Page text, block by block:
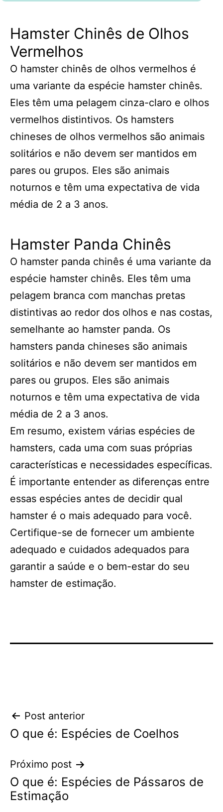
Hamster Chinês de Olhos
Vermelhos
O hamster chinês de olhos vermelhos é
uma variante da espécie hamster chinês.
Eles têm uma pelagem cinza-claro e olhos
vermelhos distintivos. Os hamsters
chineses de olhos vermelhos são animais
solitários e não devem ser mantidos em
pares ou grupos. Eles são animais
noturnos e têm uma expectativa de vida
média de 2 a 3 anos.
Hamster Panda Chinês
O hamster panda chinês é uma variante da
espécie hamster chinês. Eles têm uma
pelagem branca com manchas pretas
distintivas ao redor dos olhos e nas costas,
semelhante ao hamster panda. Os
hamsters panda chineses são animais
solitários e não devem ser mantidos em
pares ou grupos. Eles são animais
noturnos e têm uma expectativa de vida
média de 2 a 3 anos.
Em resumo, existem várias espécies de
hamsters, cada uma com suas próprias
características e necessidades específicas.
É importante entender as diferenças entre
essas espécies antes de decidir qual
hamster é o mais adequado para você.
Certifique-se de fornecer um ambiente
adequado e cuidados adequados para
garantir a saúde e o bem-estar do seu
hamster de estimação.
Navegação
de
Post
Post anterior
O que é: Espécies de Coelhos
Próximo post
O que é: Espécies de Pássaros de
Estimação